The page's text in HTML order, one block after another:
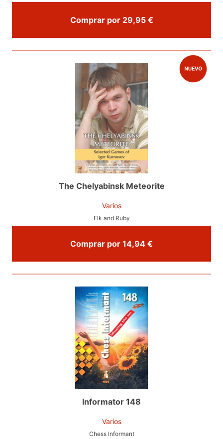
Comprar por 29,95 €
The Chelyabinsk Meteorite
Varios
Elk and Ruby
Comprar por 14,94 €
Informator 148
Varios
Chess Informant